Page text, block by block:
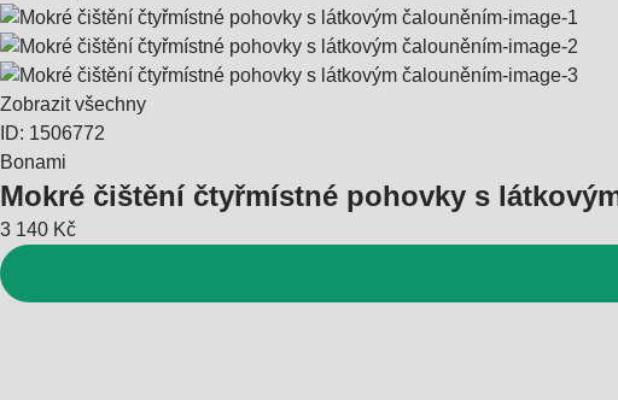
Zobrazit všechny
ID: 1506772
Bonami
Mokré čištění čtyřmístné pohovky s
3 140 Kč